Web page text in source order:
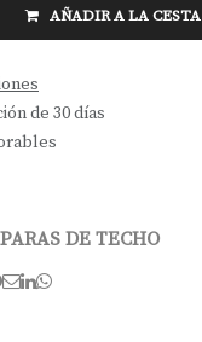
AÑADIR A LA CESTA
de 30 días
DE TECHO